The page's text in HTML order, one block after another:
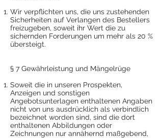
Wir verpflichten uns, die uns zustehenden
Sicherheiten auf Verlangen des Bestellers
freizugeben, soweit ihr Wert die zu
sichernden Forderungen um mehr als 20 %
übersteigt.
§ 7 Gewährleistung und Mängelrüge
Soweit die in unseren Prospekten,
Anzeigen und sonstigen
Angebotsunterlagen enthaltenen Angaben
nicht von uns ausdrücklich als verbindlich
bezeichnet worden sind, sind die dort
enthaltenen Abbildungen oder
Zeichnungen nur annähernd maßgebend,